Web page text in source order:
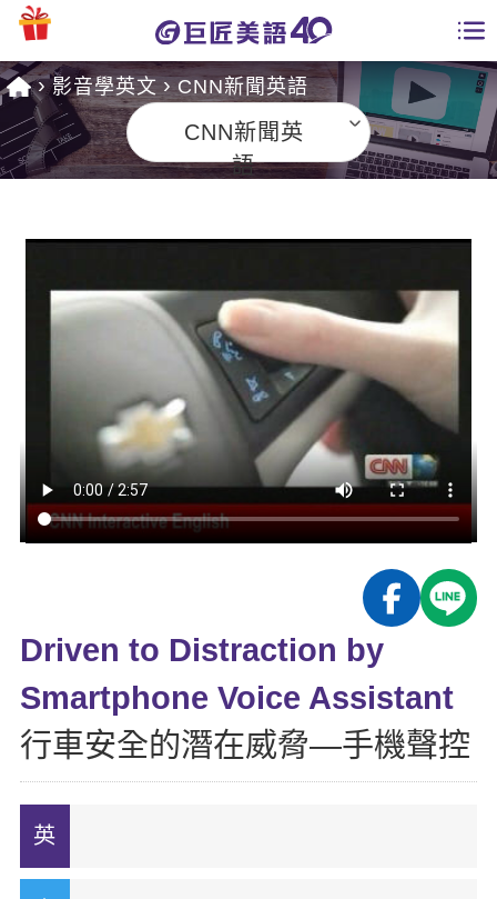
課程總覽
英文會話
英文檢定
TOEIC 多益課程
IELTS 雅思課程
能力養成
自然發音
開口溜英文
旅遊英文
基礎字彙
情境閱讀
特色課程
英語俱樂部
ECAM
Let's Talk
日語
韓語
西班牙語
更多
一對一家教
企業訓練
全國分校
英文部落格
多益秒學堂
影音學英文
學習分享
學員故事
活動花絮
校園贊助
學員專區
Recruiting
影音學英文 CNN新聞英語
CNN新聞英
語
Driven to Distraction by
Smartphone Voice Assistant
行車安全的潛在威脅—手機聲控